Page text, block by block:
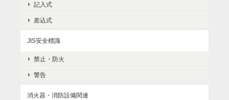
記入式
差込式
JIS安全標識
禁止・防火
警告
消火器・消防設備関連